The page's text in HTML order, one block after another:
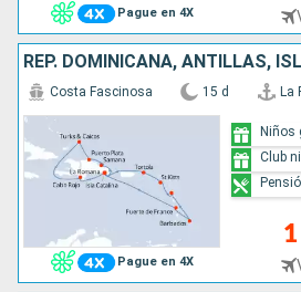
Pague en 4X
Pague en 4X
Costa Fascinosa 15 d La
Niños
Club